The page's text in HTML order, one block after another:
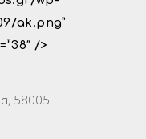
ak.png”
/>
58005